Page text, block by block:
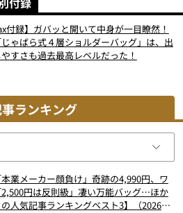
付録】ガバッと開いて中身が一目瞭然！
ゃばら式４層ショルダーバッグ」は、出
すさも過去最高レベルだった！
ランキング
業メーカー顔負け」奇跡の4,990円、ワ
円は反則級」凄い万能バッグ…ほか
の人気記事ランキングベスト3】（2026年